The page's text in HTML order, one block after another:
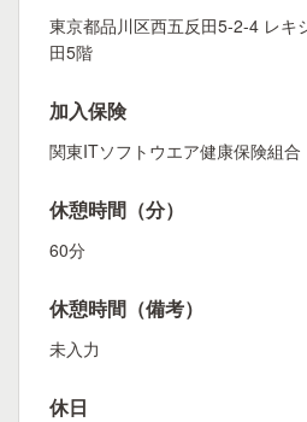
東京都品川区西五反田5-2-4 レキ
田5階
加入保険
関東ITソフトウエア健康保険組合
休憩時間（分）
60分
休憩時間（備考）
未入力
休日